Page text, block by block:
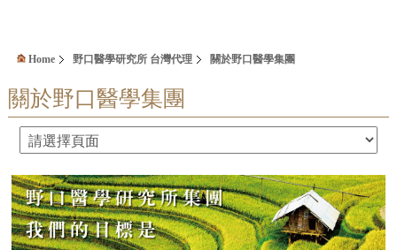
Home 野口醫學研究所 台灣代理 關於野口醫學集團
關於野口醫學集團